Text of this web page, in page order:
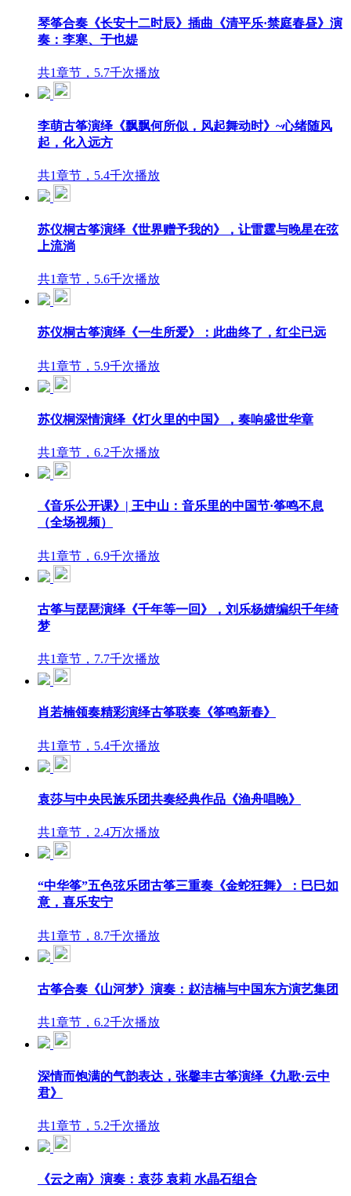
琴筝合奏《长安十二时辰》插曲《清平乐·禁庭春昼》演
奏：李寒、于也媞
共1章节，5.7千次播放
李萌古筝演绎《飘飘何所似，风起舞动时》~心绪随风
起，化入远方
共1章节，5.4千次播放
苏仪桐古筝演绎《世界赠予我的》，让雷霆与晚星在弦
上流淌
共1章节，5.6千次播放
苏仪桐古筝演绎《一生所爱》：此曲终了，红尘已远
共1章节，5.9千次播放
苏仪桐深情演绎《灯火里的中国》，奏响盛世华章
共1章节，6.2千次播放
《音乐公开课》| 王中山：音乐里的中国节·筝鸣不息
（全场视频）
共1章节，6.9千次播放
古筝与琵琶演绎《千年等一回》，刘乐杨婧编织千年绮
梦
共1章节，7.7千次播放
肖若楠领奏精彩演绎古筝联奏《筝鸣新春》
共1章节，5.4千次播放
袁莎与中央民族乐团共奏经典作品《渔舟唱晚》
共1章节，2.4万次播放
“中华筝”五色弦乐团古筝三重奏《金蛇狂舞》：巳巳如
意，喜乐安宁
共1章节，8.7千次播放
古筝合奏《山河梦》演奏：赵洁楠与中国东方演艺集团
共1章节，6.2千次播放
深情而饱满的气韵表达，张馨丰古筝演绎《九歌·云中
君》
共1章节，5.2千次播放
《云之南》演奏：袁莎 袁莉 水晶石组合